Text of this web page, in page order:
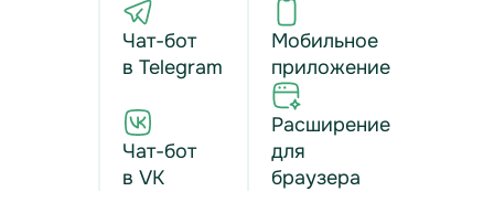
Чат-бот
в Telegram
Чат-бот
в VK
Мобильное
приложение
Расширение
для
браузера